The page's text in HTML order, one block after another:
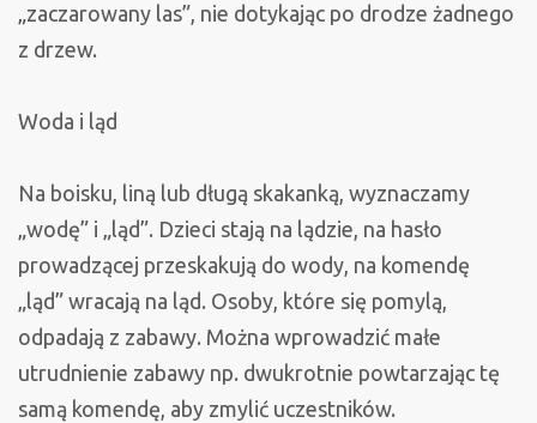
„zaczarowany las”, nie dotykając po drodze żadnego
z drzew.
Woda i ląd
Na boisku, liną lub długą skakanką, wyznaczamy
„wodę” i „ląd”. Dzieci stają na lądzie, na hasło
prowadzącej przeskakują do wody, na komendę
„ląd” wracają na ląd. Osoby, które się pomylą,
odpadają z zabawy. Można wprowadzić małe
utrudnienie zabawy np. dwukrotnie powtarzając tę
samą komendę, aby zmylić uczestników.